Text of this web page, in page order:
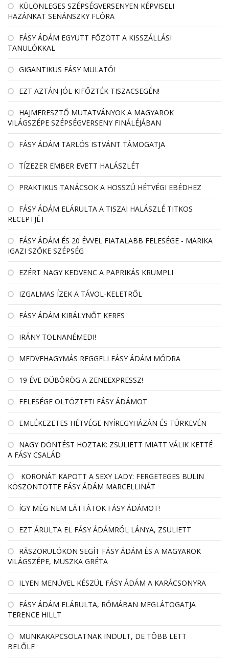
KÜLÖNLEGES SZÉPSÉGVERSENYEN KÉPVISELI
HAZÁNKAT SENÁNSZKY FLÓRA
FÁSY ÁDÁM EGYÜTT FŐZÖTT A KISSZÁLLÁSI
TANULÓKKAL
GIGANTIKUS FÁSY MULATÓ!
EZT AZTÁN JÓL KIFŐZTÉK TISZACSEGÉN!
HAJMERESZTŐ MUTATVÁNYOK A MAGYAROK
VILÁGSZÉPE SZÉPSÉGVERSENY FINÁLÉJÁBAN
FÁSY ÁDÁM TARLÓS ISTVÁNT TÁMOGATJA
TÍZEZER EMBER EVETT HALÁSZLÉT
PRAKTIKUS TANÁCSOK A HOSSZÚ HÉTVÉGI EBÉDHEZ
FÁSY ÁDÁM ELÁRULTA A TISZAI HALÁSZLÉ TITKOS
RECEPTJÉT
FÁSY ÁDÁM ÉS 20 ÉVVEL FIATALABB FELESÉGE - MARIKA
IGAZI SZŐKE SZÉPSÉG
EZÉRT NAGY KEDVENC A PAPRIKÁS KRUMPLI
IZGALMAS ÍZEK A TÁVOL-KELETRŐL
FÁSY ÁDÁM KIRÁLYNŐT KERES
IRÁNY TOLNANÉMEDI!
MEDVEHAGYMÁS REGGELI FÁSY ÁDÁM MÓDRA
19 ÉVE DÜBÖRÖG A ZENEEXPRESSZ!
FELESÉGE ÖLTÖZTETI FÁSY ÁDÁMOT
EMLÉKEZETES HÉTVÉGE NYÍREGYHÁZÁN ÉS TÚRKEVÉN
NAGY DÖNTÉST HOZTAK: ZSÜLIETT MIATT VÁLIK KETTÉ
A FÁSY CSALÁD
KORONÁT KAPOTT A SEXY LADY: FERGETEGES BULIN
KÖSZÖNTÖTTE FÁSY ÁDÁM MARCELLINÁT
ÍGY MÉG NEM LÁTTÁTOK FÁSY ÁDÁMOT!
EZT ÁRULTA EL FÁSY ÁDÁMRÓL LÁNYA, ZSÜLIETT
RÁSZORULÓKON SEGÍT FÁSY ÁDÁM ÉS A MAGYAROK
VILÁGSZÉPE, MUSZKA GRÉTA
ILYEN MENÜVEL KÉSZÜL FÁSY ÁDÁM A KARÁCSONYRA
FÁSY ÁDÁM ELÁRULTA, RÓMÁBAN MEGLÁTOGATJA
TERENCE HILLT
MUNKAKAPCSOLATNAK INDULT, DE TÖBB LETT
BELŐLE